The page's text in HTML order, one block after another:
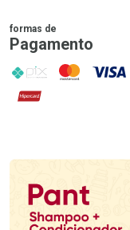
formas de
Pagamento
PIX MasterCard
VISA
Hipercard
Promoção